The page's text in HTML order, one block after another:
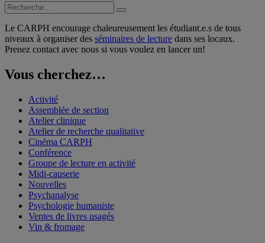
Recherche
pour :
Recherche
Le CARPH encourage chaleureusement les étudiant.e.s de tous
niveaux à organiser des séminaires de lecture dans ses locaux.
Prenez contact avec nous si vous voulez en lancer un!
Vous cherchez…
Activité
Assemblée de section
Atelier clinique
Atelier de recherche qualitative
Cinéma CARPH
Conférence
Groupe de lecture en activité
Midi-causerie
Nouvelles
Psychanalyse
Psychologie humaniste
Ventes de livres usagés
Vin & fromage